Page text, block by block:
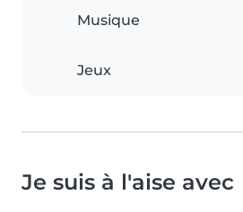
Musique
Jeux
Je suis à l'aise avec